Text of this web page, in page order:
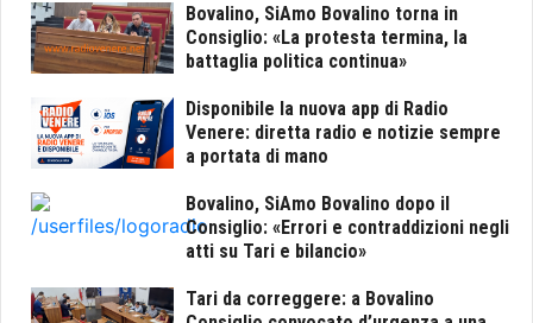
Bovalino, SiAmo Bovalino torna in
Consiglio: «La protesta termina, la
battaglia politica continua»
Disponibile la nuova app di Radio
Venere: diretta radio e notizie sempre
a portata di mano
Bovalino, SiAmo Bovalino dopo il
Consiglio: «Errori e contraddizioni negli
atti su Tari e bilancio»
Tari da correggere: a Bovalino